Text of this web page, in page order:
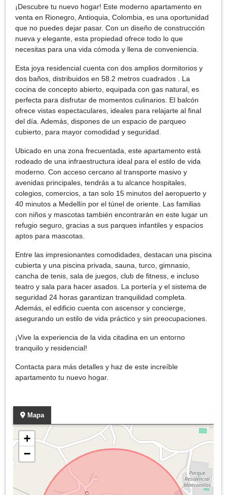
¡Descubre tu nuevo hogar! Este moderno apartamento en
venta en Rionegro, Antioquia, Colombia, es una oportunidad
que no puedes dejar pasar. Con un diseño de construcción
nueva y elegante, esta propiedad ofrece todo lo que
necesitas para una vida cómoda y llena de conveniencia.
Esta joya residencial cuenta con dos amplios dormitorios y
dos baños, distribuidos en 58.2 metros cuadrados . La
cocina de concepto abierto, equipada con gas natural, es
perfecta para disfrutar de momentos culinarios. El balcón
ofrece vistas espectaculares, ideales para relajarte al final
del día. Además, dispones de un espacio de parqueo
cubierto, para mayor comodidad y seguridad.
Ubicado en una zona frecuentada, este apartamento está
rodeado de una infraestructura ideal para el estilo de vida
moderno. Con acceso cercano al transporte masivo y
avenidas principales, tendrás a tu alcance hospitales,
colegios, comercios, a tan solo 15 minutos del aeropuerto y
40 minutos a Medellín por el túnel de oriente. Las familias
con niños y mascotas también encontrarán en este lugar un
refugio seguro, gracias a sus parques infantiles y espacios
aptos para mascotas.
Entre las impresionantes comodidades, destacan una piscina
cubierta y una piscina privada, sauna, turco, gimnasio,
cancha de tenis, sala de juegos, club de fitness, e incluso
teatro y sala para hacer asados. La portería y el sistema de
seguridad 24 horas garantizan tranquilidad completa.
Además, el edificio cuenta con ascensor y concierge,
asegurando un estilo de vida práctico y sin preocupaciones.
¡Vive la experiencia de la vida citadina en un entorno
tranquilo y residencial!
Contacta para más detalles y haz de este increíble
apartamento tu nuevo hogar.
Mapa
+
−